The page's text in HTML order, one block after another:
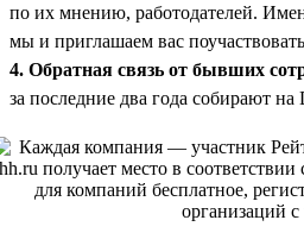
по их мнению, работодателей.
мы и приглашаем вас
4. Обратная связь от бывших
за последние два года собирают на